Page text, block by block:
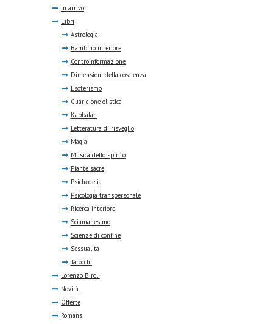
In arrivo
Libri
Astrologia
Bambino interiore
Controinformazione
Dimensioni della coscienza
Esoterismo
Guarigione olistica
Kabbalah
Letteratura di risveglio
Magia
Musica dello spirito
Piante sacre
Psichedelia
Psicologia transpersonale
Ricerca interiore
Sciamanesimo
Scienze di confine
Sessualità
Tarocchi
Lorenzo Biroli
Novità
Offerte
Romans